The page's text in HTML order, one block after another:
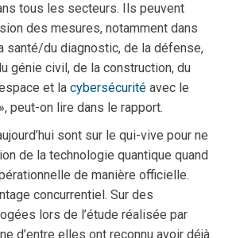
tous les secteurs. Ils peuvent
des mesures, notamment dans
santé/du diagnostic, de la défense,
génie civil, de la construction, du
et la cybersécurité avec le
peut-on lire dans le rapport.
sont sur le qui-vive pour ne
de la technologie quantique quand
de manière officielle.
concurrentiel. Sur des
lors de l’étude réalisée par
d’entre elles ont reconnu avoir déjà